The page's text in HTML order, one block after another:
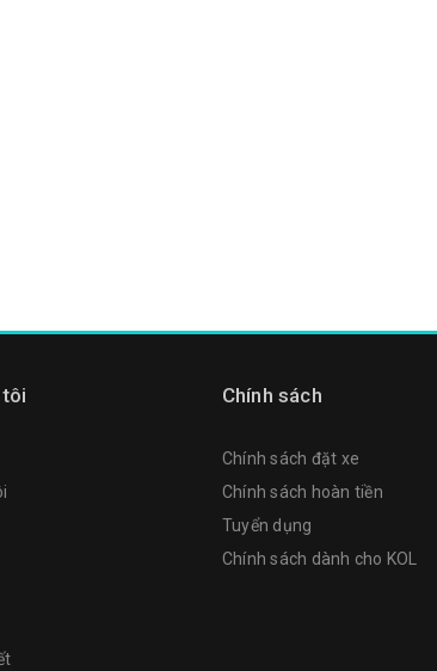
Chính sách
Chính sách đặt xe
Chính sách hoàn tiền
Tuyển dụng
Chính sách dành cho KOL